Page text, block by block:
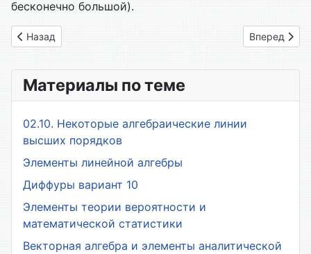
бесконечно большой).
Предыдущий: 04. Свойства пределов
Назад Следующий:
Вперед
Материалы по теме
02.10. Некоторые алгебраические линии
высших порядков
Элементы линейной алгебры
Диффуры вариант 10
Элементы теории вероятности и
математической статистики
Векторная алгебра и элементы аналитической